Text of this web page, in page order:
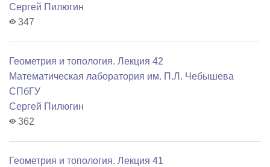
Сергей Пилюгин
347
Геометрия и топология. Лекция 42
Математичеcкая лаборатория им. П.Л. Чебышева
СПбГУ
Сергей Пилюгин
362
Геометрия и топология. Лекция 41